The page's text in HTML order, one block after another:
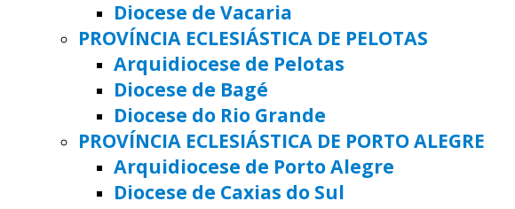
Diocese de Vacaria
PROVÍNCIA ECLESIÁSTICA DE PELOTAS
Arquidiocese de Pelotas
Diocese de Bagé
Diocese do Rio Grande
PROVÍNCIA ECLESIÁSTICA DE PORTO ALEGRE
Arquidiocese de Porto Alegre
Diocese de Caxias do Sul